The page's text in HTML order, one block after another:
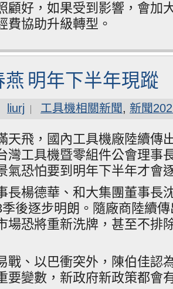
顧好，如果受到影響，會加
費協助升級轉型。
明年下半年現蹤
liurj 工具機相關新聞, 新聞
天飛，國內工具機廠陸續傳
灣工具機暨零組件公會理事
氣恐怕要到明年下半年才會
長楊德華、和大集團董事長
後逐步明朗。隨廠商陸續
場恐將重新洗牌，甚至不排
戰、以巴衝突外，陳伯佳認
要變數，新政府新政策都會